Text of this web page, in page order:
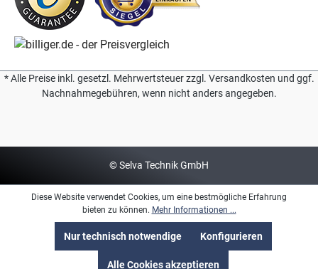
* Alle Preise inkl. gesetzl. Mehrwertsteuer zzgl. Versandkosten und ggf.
Nachnahmegebühren, wenn nicht anders angegeben.
© Selva Technik GmbH
Diese Website verwendet Cookies, um eine bestmögliche Erfahrung
bieten zu können. Mehr Informationen ...
Nur technisch notwendige Konfigurieren
Alle Cookies akzeptieren